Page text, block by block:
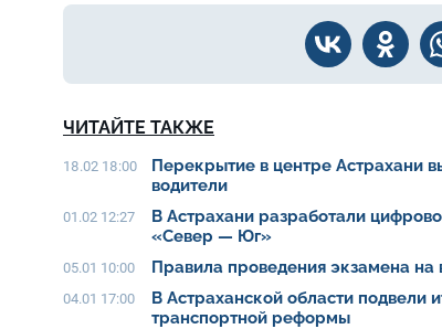
ЧИТАЙТЕ ТАКЖЕ
18.02 18:00
Перекрытие в центре Астрахани
водители
01.02 12:27
В Астрахани разработали
«Север — Юг»
05.01 10:00 Правила проведения экзамена на
04.01 17:00
В Астраханской области подвели
транспортной реформы